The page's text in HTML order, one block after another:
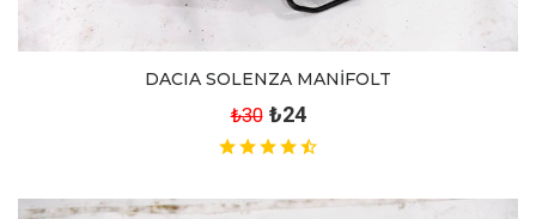
DACIA SOLENZA MANİFOLT
₺30 ₺24